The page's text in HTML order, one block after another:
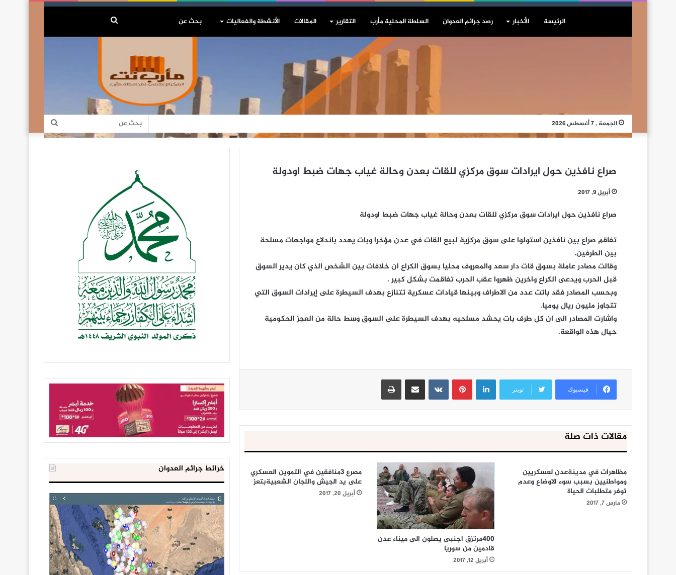
الرئيسة الأخبار رصد جرائم العدوان السلطة المحلية مأرب التقارير المقالات الأنشطة والفعاليات بحث
الجمعة , 7 أغسطس 2026
بحث
عن
صراع نافذين حول ايرادات سوق مركزي للقات بعدن وحالة غياب جهات ضبط اودولة
أبريل 9, 2017
صراع نافذين حول ايرادات سوق مركزي للقات بعدن وحالة غياب جهات ضبط اودولة
تفاقم صراع بين نافذين استولوا على سوق مركزية لبيع القات في عدن مؤخرا وبات يهدد باندلاع مواجهات مسلحة
بين الطرفين.
وقالت مصادر عاملة بسوق قات دار سعد والمعروف محليا بسوق الكراع ان خلافات بين الشخص الذي كان يدير السوق
قبل الحرب ويدعى الكراع واخرين ظهروا عقب الحرب تفاقمت بشكل كبير .
وبحسب المصادر فقد باتت عدد من الاطراف وبينها قيادات عسكرية تتنازع بهدف السيطرة على إيرادات السوق التي
تتجاوز مليون ريال يوميا.
واشارت المصادر الى ان كل طرف بات يحشد مسلحيه بهدف السيطرة على السوق وسط حالة من العجز الحكومية
حيال هذه الواقعة.
فيسبوك تويتر
لينكدإنبينتيريست مشاركة عبر البريد طباعة
مقالات ذات صلة
مظاهرات في مدينةعدن لعسكريين
ومواطنيين بسبب سوء الاوضاع وعدم
توفر متطلبات الحياة
مارس 7, 2017
400مرتزق اجنبى يصلون الى ميناء عدن
قادمين من سوريا
أبريل 12, 2017
مصرع 3منافقين في التموين العسكري
على يد الجيش واللجان الشعبيةبتعز
أبريل 20, 2017
خرائط جرائم العدوان